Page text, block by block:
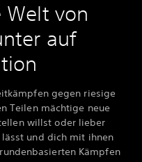
Welt von
auf
gegen riesige
Teilen mächtige neue
willst oder lieber
und dich mit ihnen
Kämpfen